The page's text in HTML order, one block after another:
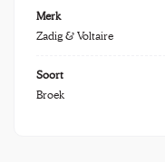
Merk
Zadig & Voltaire
Soort
Broek